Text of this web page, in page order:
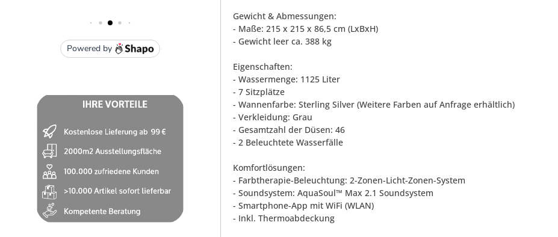
Gewicht & Abmessungen:
- Maße: 215 x 215 x 86,5 cm (LxBxH)
- Gewicht leer ca. 388 kg
Eigenschaften:
- Wassermenge: 1125 Liter
- 7 Sitzplätze
- Wannenfarbe: Sterling Silver (Weitere Farben auf Anfrage erhältlich)
- Verkleidung: Grau
- Gesamtzahl der Düsen: 46
- 2 Beleuchtete Wasserfälle
Komfortlösungen:
- Farbtherapie-Beleuchtung: 2-Zonen-Licht-Zonen-System
- Soundsystem: AquaSoul™ Max 2.1 Soundsystem
- Smartphone-App mit WiFi (WLAN)
- Inkl. Thermoabdeckung